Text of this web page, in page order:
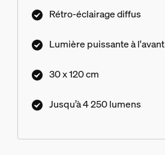
Rétro-éclairage diffus
Lumière puissante à l'avant
30 x 120 cm
Jusqu’à 4 250 lumens